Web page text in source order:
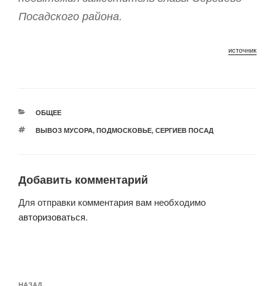
Посадского района.
источник
РУБРИКИ
ОБЩЕЕ
МЕТКИ
ВЫВОЗ МУСОРА, ПОДМОСКОВЬЕ, СЕРГИЕВ ПОСАД
Добавить комментарий
Для отправки комментария вам необходимо
авторизоваться.